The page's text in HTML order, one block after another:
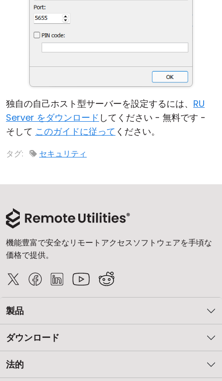
独自の自己ホスト型サーバーを設定するには、 RU
Server をダウンロード してください - 無料です -
そして このガイドに従って ください。
タグ: セキュリティ
機能豊富で安全なリモートアクセスソフトウェアを手頃な
価格で提供。
製品
ダウンロード
法的